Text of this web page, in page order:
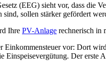
(EEG) sieht vor, dass die
sollen stärker gefördert
Ihre PV-Anlage rechnerisch in
Einkommensteuer vor: Dort
Einspeisevergütung. Der erste